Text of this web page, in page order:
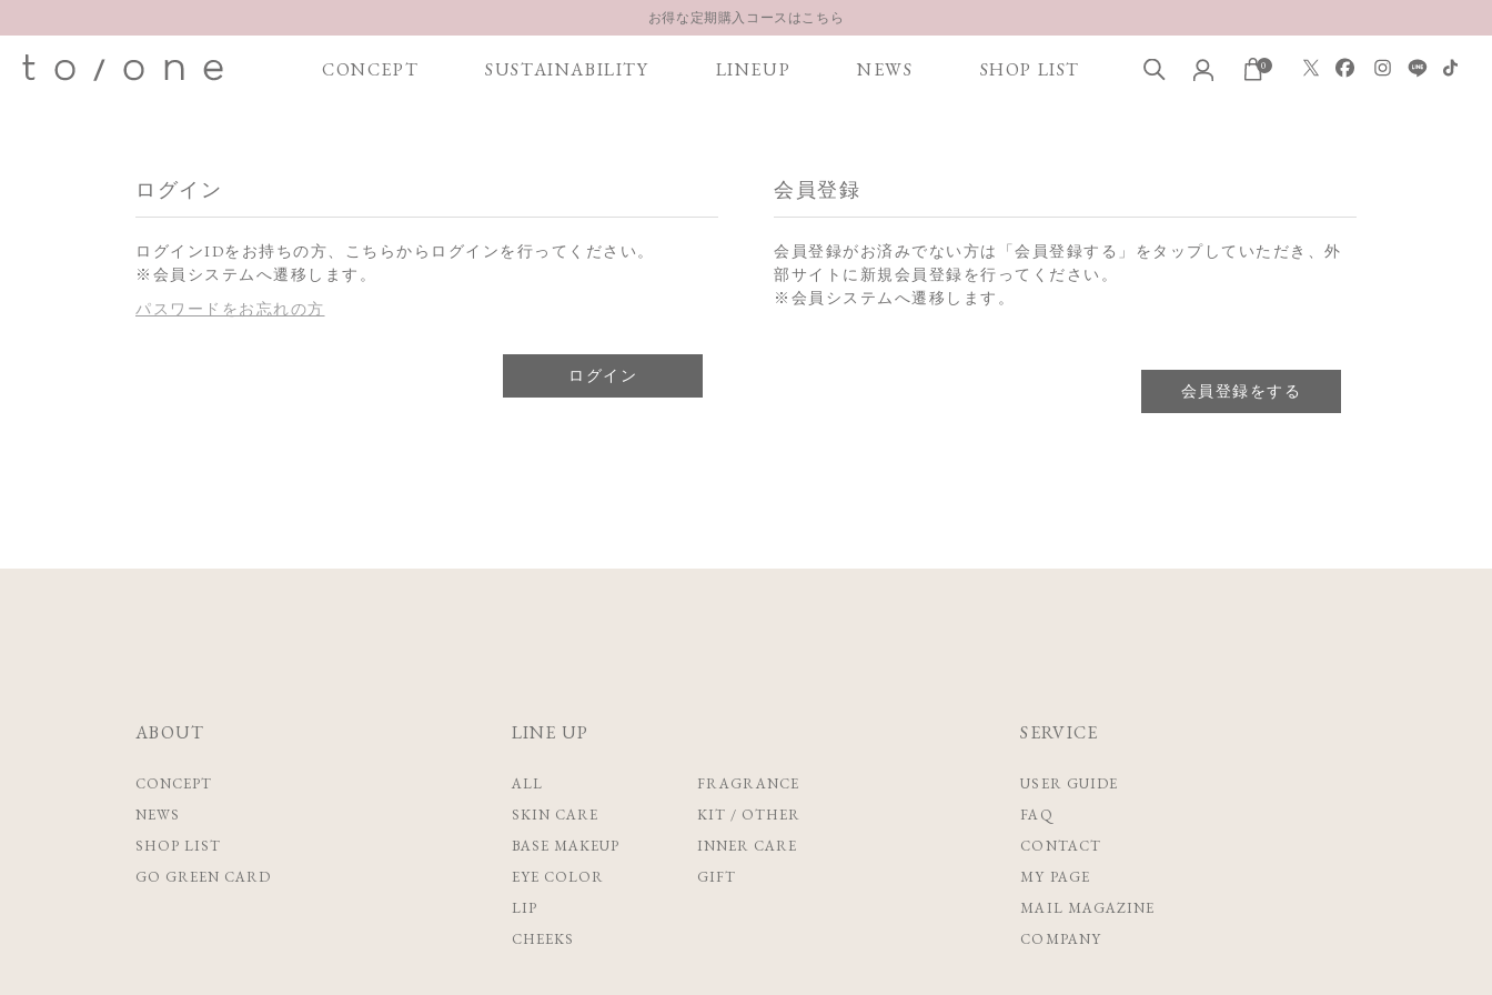
お得な定期購入コースはこちら
CONCEPT SUSTAINABILITY LINEUP NEWS SHOP LIST 0
ログイン
ログインIDをお持ちの方、こちらからログインを行ってください。
※会員システムへ遷移します。
パスワードをお忘れの方
ログイン
会員登録
会員登録がお済みでない方は「会員登録する」をタップしていただき、外
部サイトに新規会員登録を行ってください。
※会員システムへ遷移します。
会員登録をする
ABOUT
CONCEPT
NEWS
SHOP LIST
GO GREEN CARD
LINE UP
ALL
SKIN CARE
BASE MAKEUP
EYE COLOR
LIP
CHEEKS
FRAGRANCE
KIT / OTHER
INNER CARE
GIFT
SERVICE
USER GUIDE
FAQ
CONTACT
MY PAGE
MAIL MAGAZINE
COMPANY